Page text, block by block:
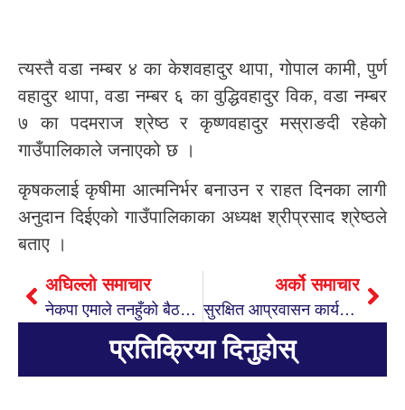
त्यस्तै वडा नम्बर ४ का केशवहादुर थापा, गोपाल कामी, पुर्ण
वहादुर थापा, वडा नम्बर ६ का वुद्धिवहादुर विक, वडा नम्बर
७ का पदमराज श्रेष्ठ र कृष्णवहादुर मस्राङदी रहेको
गाउँपालिकाले जनाएको छ ।
कृषकलाई कृषीमा आत्मनिर्भर बनाउन र राहत दिनका लागी
अनुदान दिईएको गाउँपालिकाका अध्यक्ष श्रीप्रसाद श्रेष्ठले
बताए ।
अघिल्लो समाचार
नेकपा एमाले तनहुँको बैठक सम्पन्न, असार ७ गते भित्र लेवी सदस्यता नविकरण गरिसक्ने
अर्को समाचार
सुरक्षित आप्रवासन कार्यक्रम सम्बन्धि अन्तरक्रिया सम्पन्न
प्रतिक्रिया दिनुहोस्